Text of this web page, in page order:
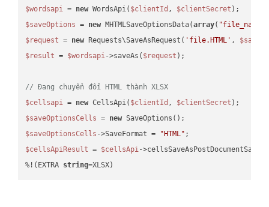
$wordsapi = new WordsApi( $clientId , $clientSecret
$saveOptions = new MHTMLSaveOptionsData(array( "file_name"
$request = new Requests\SaveAsRequest( 'file.HTML' ,
$result = $wordsapi->saveAs( $request );
// Đang chuyển đổi HTML thành XLSX
$cellsapi = new CellsApi( $clientId , $clientSecret
$saveOptionsCells = new
$saveOptionsCells ->SaveFormat = "HTML"
$cellsApiResult = $cellsApi-
%!(EXTRA string=XLSX)